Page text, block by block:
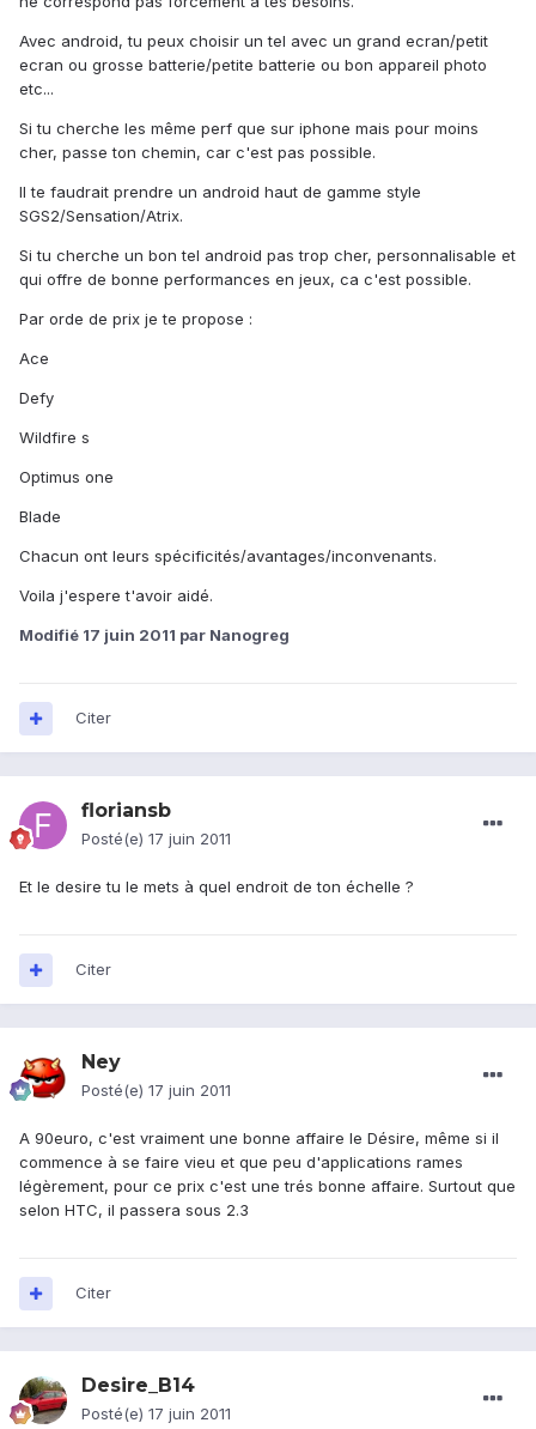
Avec android, tu peux choisir un tel avec un grand ecran/petit
ecran ou grosse batterie/petite batterie ou bon appareil photo
etc...
Si tu cherche les même perf que sur iphone mais pour moins
cher, passe ton chemin, car c'est pas possible.
Il te faudrait prendre un android haut de gamme style
SGS2/Sensation/Atrix.
Si tu cherche un bon tel android pas trop cher, personnalisable et
qui offre de bonne performances en jeux, ca c'est possible.
Par orde de prix je te propose :
Ace
Defy
Wildfire s
Optimus one
Blade
Chacun ont leurs spécificités/avantages/inconvenants.
Voila j'espere t'avoir aidé.
Modifié 17 juin 2011 par Nanogreg
Citer
floriansb
Posté(e) 17 juin 2011
Et le desire tu le mets à quel endroit de ton échelle ?
Citer
Ney
Posté(e) 17 juin 2011
A 90euro, c'est vraiment une bonne affaire le Désire, même si il
commence à se faire vieu et que peu d'applications rames
légèrement, pour ce prix c'est une trés bonne affaire. Surtout que
selon HTC, il passera sous 2.3
Citer
Desire_B14
Posté(e) 17 juin 2011